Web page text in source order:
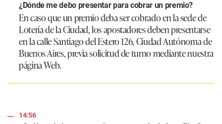
¿Dónde me debo presentar para cobrar un premio?
En caso que un premio deba ser cobrado en la sede de
Lotería de la Ciudad, los apostadores deben presentarse
en la calle Santiago del Estero 126, Ciudad Autónoma de
Buenos Aires, previa solicitud de turno mediante nuestra
página Web.
14:56